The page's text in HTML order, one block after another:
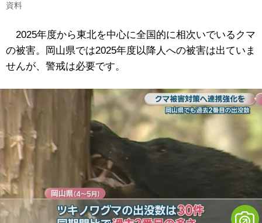
資料
2025年度から東北を中心に全国的に相次いでいるクマ
の被害。岡山県では2025年度以降人への被害は出ていま
せんが、警戒は必要です。